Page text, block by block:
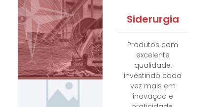
Siderurgia
Produtos com
excelente
qualidade,
investindo cada
vez mais em
inovação e